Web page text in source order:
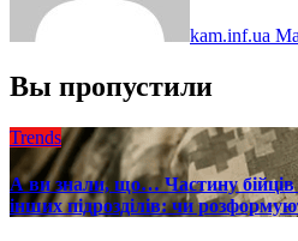
kam.inf.ua
Вы пропустили
Trends
А ви знали, що… Частину
інших підрозділів: чи